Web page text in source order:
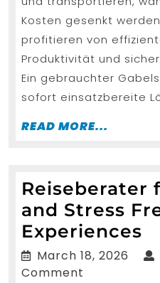
Kosten gesenkt
profitieren von
Produktivität und
Ein gebrauchter
sofort einsatzbereite
READ MORE...
Reiseberater
and Stress
Experiences
March 18, 2026
Comment